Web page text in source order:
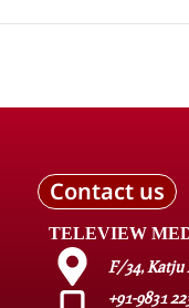
Contact us
TELEVIEW
F/34, Katju
+91-9831